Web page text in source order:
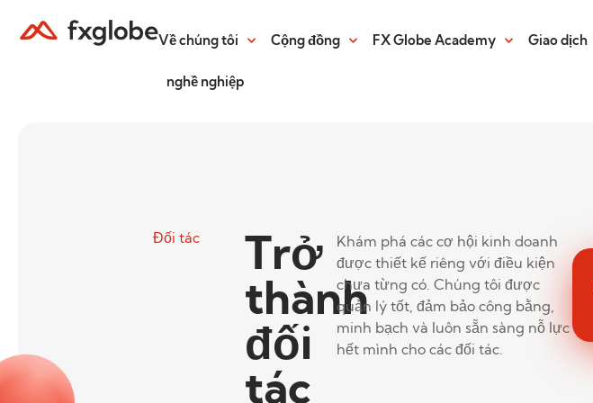
Về chúng tôi Cộng đồng FX Globe Academy Giao dịch
nghề nghiệp
Đối tác
Trở
thành
đối
tác
Khám phá các cơ hội kinh doanh
được thiết kế riêng với điều kiện
chưa từng có. Chúng tôi được
quản lý tốt, đảm bảo công bằng,
minh bạch và luôn sẵn sàng nỗ lực
hết mình cho các đối tác.